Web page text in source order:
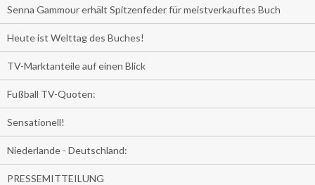
Senna Gammour erhält Spitzenfeder für meistverkauftes Buch
Heute ist Welttag des Buches!
TV-Marktanteile auf einen Blick
Fußball TV-Quoten:
Sensationell!
Niederlande - Deutschland:
PRESSEMITTEILUNG